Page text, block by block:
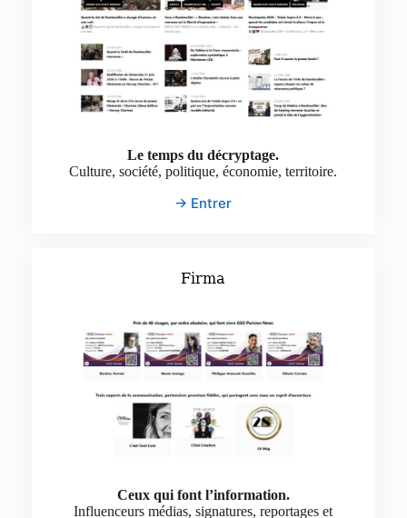
Le temps du décryptage.
Culture, société, politique, économie, territoire.
→ Entrer
Firma
Ceux qui font l’information.
Influenceurs médias, signatures, reportages et